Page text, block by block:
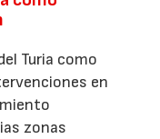
Turia como
en
zonas